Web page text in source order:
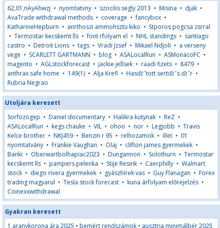
62,01,nAyAhwzj • nyomtatvny • szocilis segly 2013 • Misina • djak •
AvaTrade withdrawal methods • coverage •fancybox •
KatharineHepburn • anrthoszi ammohsztu kiko • Stporos pogcsa zsrral
• Termostar kecskemt lls •font rfolyam el • NHL standings • santiago
castro • Detroit Lions • tags • Vradi Jzsef • Mikael Ndjoli • a verseny
vege • SCARLETT GARTMANN • blog • ASALocalRun • ASMonacoFC •
magento • AGLstockforecast • jackie jellsek • raadi fizets • 8479 •
anthrax safe home • 149(1) • Alja Krefl • Hasďż˝tott sertďż˝s ďż˝r •
Rubria Negrao
Utoljára keresett
Sorfozogep • Daniel documentary • Halikra kutynak • ReZ •
ASALocalRun • kegs chauke • VIL • ohoo • nor • Legjobb • Travis
Kelce brother • NKJ459 • Benzin r 95 • relhozamok • illet • 01
nyomtatvány • Frankie Vaughan • Olaj • clifton james gyermekek •
Banki • Oberwartbolhapiac2023 • Dungannon • Solothurn • Termostar
kecskemt lls • pampers pelenka • Stije Resink • Caerphilly • Walmart
stock • diego rivera gyermekek • gyászhírek vas • Guy Flanagan • Forex
trading magyarul • Tesla stock forecast • kuna árfolyam előrejelzés •
Coinexxwithdrawal
Gyakran keresett
1 aranykorona ára 2025 • bemért rendszámok • ausztria minimálbér 2025